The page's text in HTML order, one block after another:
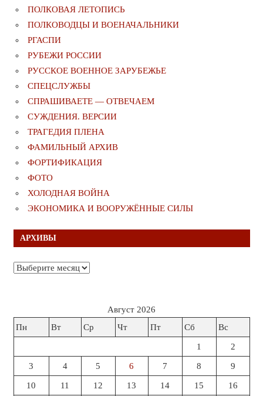
ПОЛКОВАЯ ЛЕТОПИСЬ
ПОЛКОВОДЦЫ И ВОЕНАЧАЛЬНИКИ
РГАСПИ
РУБЕЖИ РОССИИ
РУССКОЕ ВОЕННОЕ ЗАРУБЕЖЬЕ
СПЕЦСЛУЖБЫ
СПРАШИВАЕТЕ — ОТВЕЧАЕМ
СУЖДЕНИЯ. ВЕРСИИ
ТРАГЕДИЯ ПЛЕНА
ФАМИЛЬНЫЙ АРХИВ
ФОРТИФИКАЦИЯ
ФОТО
ХОЛОДНАЯ ВОЙНА
ЭКОНОМИКА И ВООРУЖЁННЫЕ СИЛЫ
АРХИВЫ
Архивы
Август 2026
Пн
Вт Ср Чт Пт Сб Вс
1 2
3 4 5 6 7 8 9
10 11 12 13 14 15 16